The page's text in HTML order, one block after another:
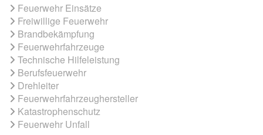
Feuerwehr Einsätze
Freiwillige Feuerwehr
Brandbekämpfung
Feuerwehrfahrzeuge
Technische Hilfeleistung
Berufsfeuerwehr
Drehleiter
Feuerwehrfahrzeughersteller
Katastrophenschutz
Feuerwehr Unfall